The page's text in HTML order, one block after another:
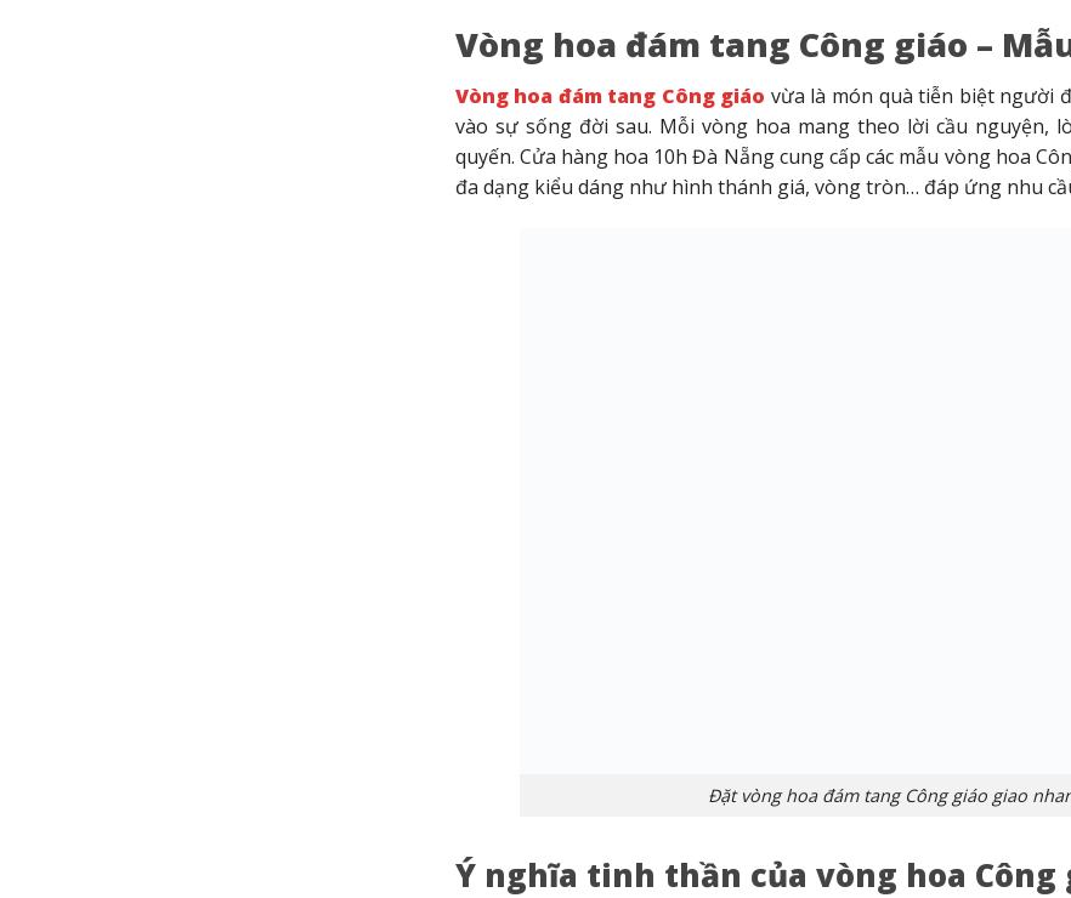
Vòng hoa đám tang Công giáo –
Vòng hoa đám tang Công giáo vừa là món quà tiễn biệt người
vào sự sống đời sau. Mỗi vòng hoa mang theo lời cầu nguyện,
quyến. Cửa hàng hoa 10h Đà Nẵng cung cấp các mẫu vòng hoa
đa dạng kiểu dáng như hình thánh giá, vòng tròn… đáp ứng nhu
Đặt vòng hoa đám tang Công giáo giao
Ý nghĩa tinh thần của vòng hoa Công